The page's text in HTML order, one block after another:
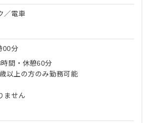
／電車
00分
間・休憩60分
以上の方のみ勤務可能
ません